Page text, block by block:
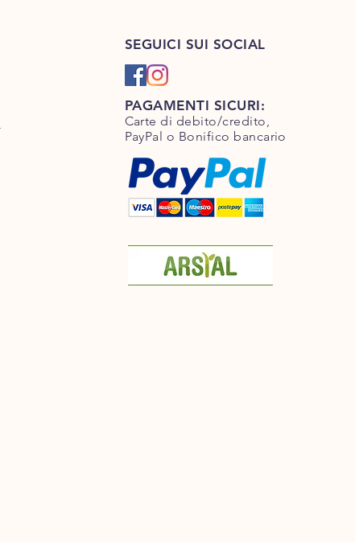
SEGUICI SUI SOCIAL
PAGAMENTI SICURI:
Carte di debito/credito,
PayPal o Bonifico bancario